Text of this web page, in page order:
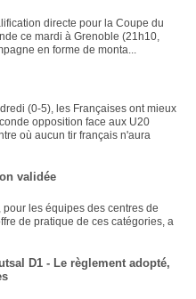
directe pour la Coupe du
ce mardi à Grenoble (21h10,
en forme de monta...
(0-5), les Françaises ont mieux
opposition face aux U20
où aucun tir français n'aura
validée
les équipes des centres de
de pratique de ces catégories, a
D1 - Le règlement adopté,